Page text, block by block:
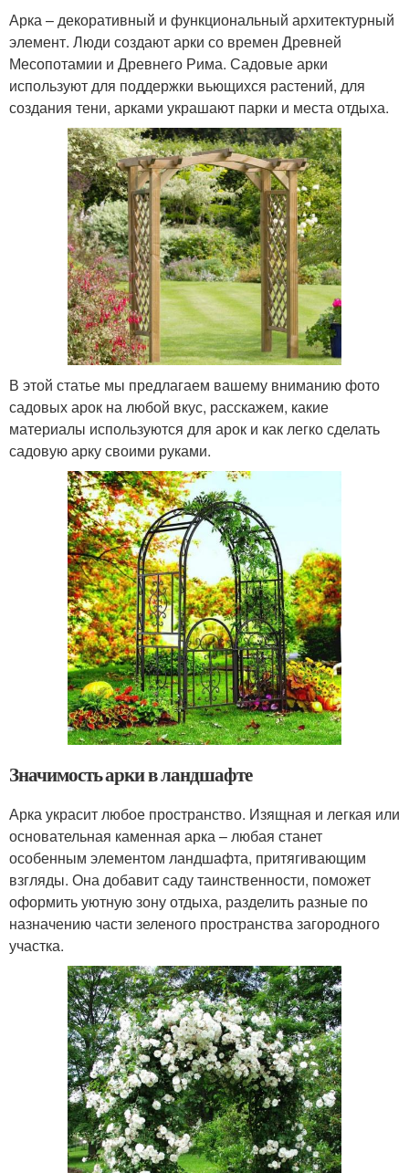
Арка – декоративный и функциональный архитектурный
элемент. Люди создают арки со времен Древней
Месопотамии и Древнего Рима. Садовые арки
используют для поддержки вьющихся растений, для
создания тени, арками украшают парки и места отдыха.
В этой статье мы предлагаем вашему вниманию фото
садовых арок на любой вкус, расскажем, какие
материалы используются для арок и как легко сделать
садовую арку своими руками.
Значимость арки в ландшафте
Арка украсит любое пространство. Изящная и легкая или
основательная каменная арка – любая станет
особенным элементом ландшафта, притягивающим
взгляды. Она добавит саду таинственности, поможет
оформить уютную зону отдыха, разделить разные по
назначению части зеленого пространства загородного
участка.